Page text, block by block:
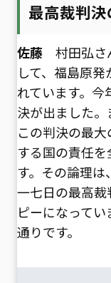
最高裁判
佐藤村田弘さ
して、福島原
れています。
決が出ました。
この判決の最
する国の責任
す。その論理
一七日の最高
ピーになって
通りです。